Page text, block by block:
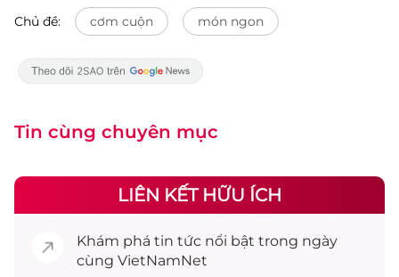
Chủ đề: cơm cuộn món ngon
Tin cùng chuyên mục
LIÊN KẾT HỮU ÍCH
Khám phá tin tức nổi bật trong ngày
cùng VietNamNet